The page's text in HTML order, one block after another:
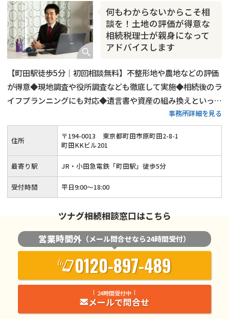
相続人調査
相続トラブル
何もわからないからこそ相
談を！土地の評価が得意な
相続税理士が親身になって
アドバイスします
【町田駅徒歩5分｜初回相談無料】不整形地や農地などの評価
が得意◆現地調査や役所調査なども徹底して実施◆相続後のラ
イフプランニングにも対応◆遺言書や資産の組み換えといった
生前対策も可能◆話しやすくて親切な税理士が、お客様の悩み
に寄り添いながら相続税申告をサポートします。
事務所詳細を見る
住所 〒194-0013
東京都町田市原町田2-8-1
町田KKビル201
最寄り駅 JR・小田急電鉄「町田駅」徒歩5分
受付時間 平日9:00～18:00
ツナグ相続相談窓口はこちら
営業時間外 （メール問合せなら24時間受付）
0120-897-489
24時間受付中
メールで問合せ